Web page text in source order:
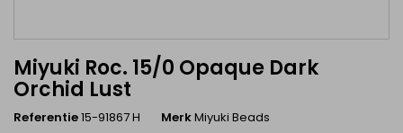
Miyuki Roc. 15/0 Opaque Dark
Orchid Lust
Referentie15-91867 H MerkMiyuki Beads